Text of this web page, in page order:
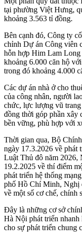
tại phường Việt Hưng,
khoảng 3.563 tỉ đồng.
Bên cạnh đó, Công ty
chỉnh Dự án Công viên
hỗn hợp Him Lam Long
khoảng 6.000 căn hộ
trong đó khoảng 4.000
Các dự án nhà ở cho
của công nhân, người
chức, lực lượng vũ
đồng thời góp phần xây
bền vững, phù hợp với
Thời gian qua, Bộ
ngày 17.3.2026 về phát
Luật Thủ đô năm 2026,
19.2.2025 về thí điểm
phát triển hệ thống
phố Hồ Chí Minh, Nghị
về một số cơ chế, chính
Đây là những cơ sở
Hà Nội phát triển
cho sự phát triển chung